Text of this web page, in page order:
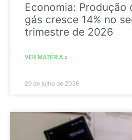
Economia: Produção
gás cresce 14% no
trimestre de 2026
VER MATÉRIA »
29 de julho de 2026